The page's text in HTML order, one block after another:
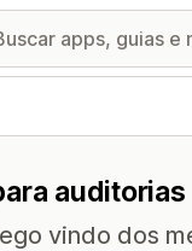
auditorias
vindo dos